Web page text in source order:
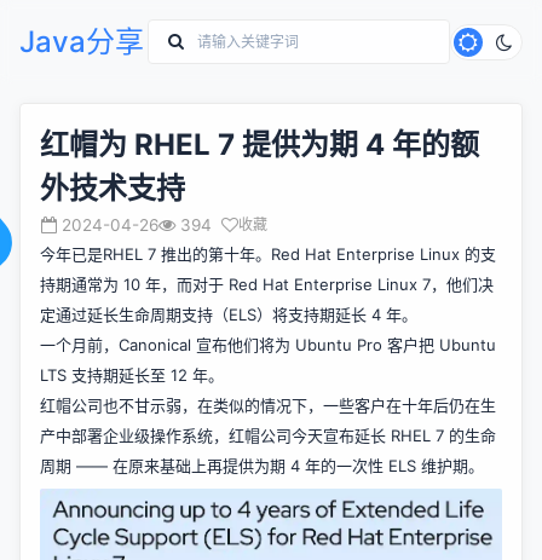
Java分享
红帽为 RHEL 7 提供为期 4 年的额
外技术支持
2024-04-26 394 收藏
今年已是RHEL 7 推出的第十年。Red Hat Enterprise Linux 的支
持期通常为 10 年，而对于 Red Hat Enterprise Linux 7，他们决
定通过延长生命周期支持（ELS）将支持期延长 4 年。
一个月前，Canonical 宣布他们将为 Ubuntu Pro 客户把 Ubuntu
LTS 支持期延长至 12 年。
红帽公司也不甘示弱，在类似的情况下，一些客户在十年后仍在生
产中部署企业级操作系统，红帽公司今天宣布延长 RHEL 7 的生命
周期 —— 在原来基础上再提供为期 4 年的一次性 ELS 维护期。